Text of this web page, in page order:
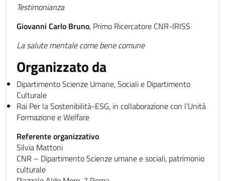
Testimonianza
Giovanni Carlo Bruno, Primo Ricercatore CNR-IRISS
La salute mentale come bene comune
Organizzato da
Dipartimento Scienze Umane, Sociali e Dipartimento
Culturale
Rai Per la Sostenibilità-ESG, in collaborazione con l’Unità
Formazione e Welfare
Referente organizzativo
Silvia Mattoni
CNR – Dipartimento Scienze umane e sociali, patrimonio
culturale